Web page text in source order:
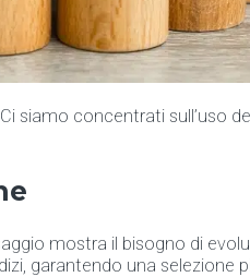
concentrati sull’uso
mostra il bisogno di
garantendo una